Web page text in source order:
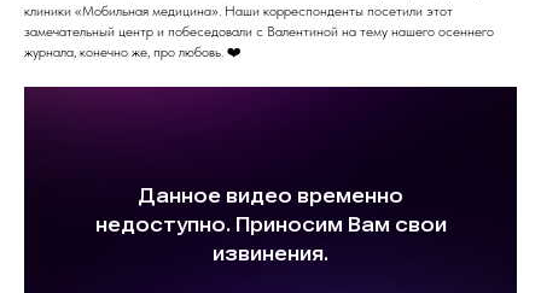
клиники «Мобильная медицина». Наши корреспонденты посетили этот
замечательный центр и побеседовали с Валентиной на тему нашего осеннего
журнала, конечно же, про любовь. ❤️